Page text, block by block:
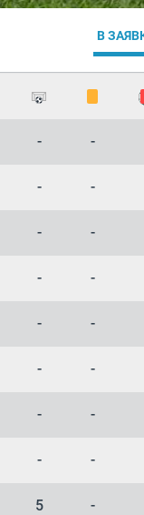
В
- -
- -
- -
- -
- -
- -
- -
- -
5 -